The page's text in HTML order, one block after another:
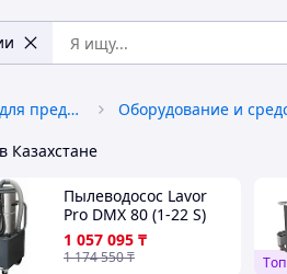
Оборудование и товары для предоставления услуг
в Казахстане
Пылеводосос Lavor
Pro DMX 80 (1-22 S)
1 057 095 ₸
1 174 550₸ Tоп